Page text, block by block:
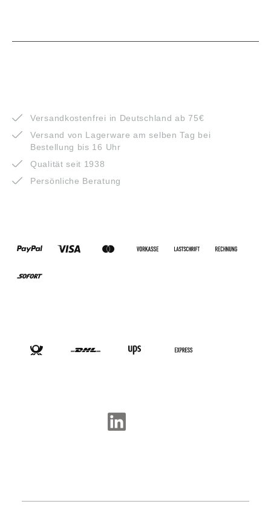
Versandkostenfrei in Deutschland ab 75€
Versand von Lagerware am selben Tag bei
Bestellung bis 16 Uhr
Qualität seit 1938
Persönliche Beratung